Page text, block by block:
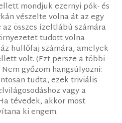
mondjuk ezernyi pók- és
vészelte volna át az egy
összes ízeltlábú számára
tudott volna
hüllőfaj számára, amelyek
volt. (Ezt persze a többi
győzöm hangsúlyozni:
tudta, ezek triviális
vagy a
tévedek, akkor most
ki engem.